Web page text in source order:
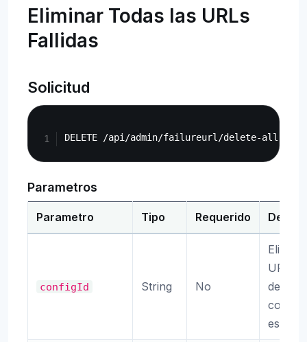
Eliminar Todas las URLs
Fallidas
Solicitud
Parametros
Parametro Tipo Requerido
configId String No
URLs
de ID